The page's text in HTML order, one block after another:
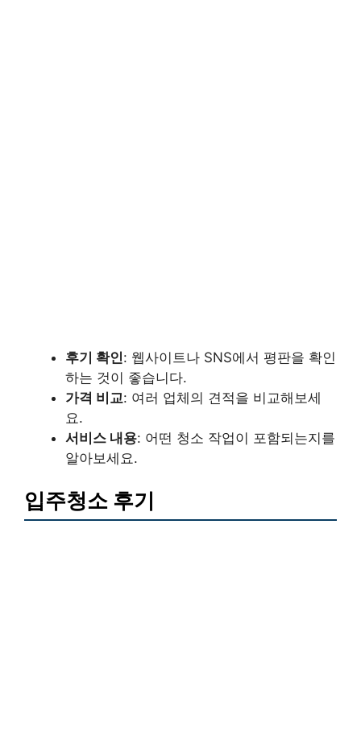
후기 확인: 웹사이트나 SNS에서 평판을 확인
하는 것이 좋습니다.
가격 비교: 여러 업체의 견적을 비교해보세
요.
서비스 내용: 어떤 청소 작업이 포함되는지를
알아보세요.
입주청소 후기